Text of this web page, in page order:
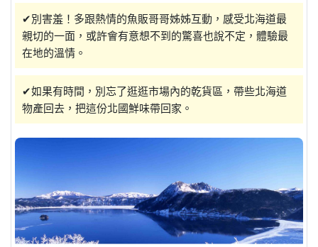
✔別害羞！多跟熱情的魚販哥哥姊姊互動，感受北海道最
親切的一面，或許會有意想不到的驚喜也說不定，體驗最
在地的溫情。
✔如果有時間，別忘了逛逛市場內的乾貨區，帶些北海道
物產回去，把這份北國鮮味帶回家。